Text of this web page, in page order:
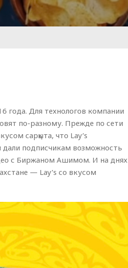
года. Для технологов компании
по-разному. Прежде по сети
сарқыта, что Lay’s
подписчикам возможность
с Биржаном Ашимом. И на днях
— Lay’s со вкусом